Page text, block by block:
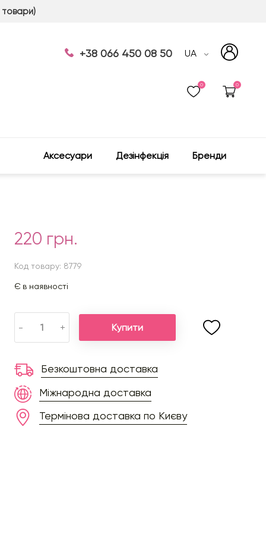
товари)
+38 066 450 08 50 UA
0 0
Аксесуари Дезінфекція Бренди
220 грн.
Код товару: 8779
Є в наявності
- + Купити
Безкоштовна доставка
Міжнародна доставка
Термінова доставка по Києву